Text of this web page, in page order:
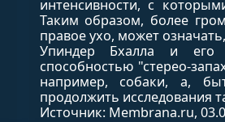
интенсивности, с
Таким образом, более
правое ухо, может
Упиндер Бхалла и его
способностью "стерео-
например, собаки, а,
продолжить исследования
Источник: Membrana.ru,